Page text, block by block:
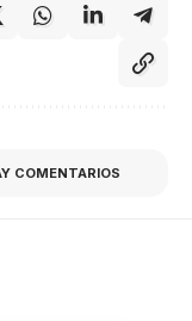
COMENTARIOS